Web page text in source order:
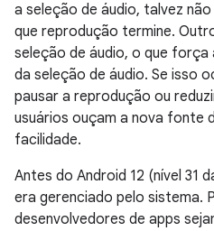
a seleção de áudio, talvez
que reprodução termine.
seleção de áudio, o que
da seleção de áudio. Se isso
pausar a reprodução ou
usuários ouçam a nova fonte
facilidade.
Antes do Android 12 (nível 31
era gerenciado pelo sistema.
desenvolvedores de apps